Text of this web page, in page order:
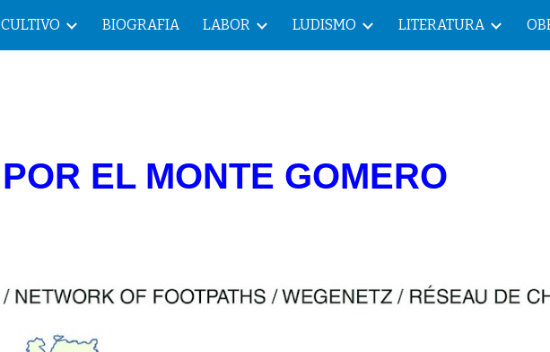
Skip to main content Skip to navigation
CULTIVO BIOGRAFIA LABOR LUDISMO LITERATURA
POR EL MONTE GOMERO